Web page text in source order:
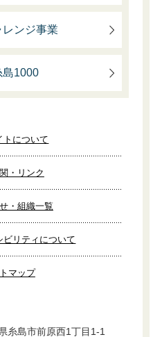
ンジ事業
島1000
トについて
・リンク
・組織一覧
ビリティについて
マップ
島市前原西1丁目1-1